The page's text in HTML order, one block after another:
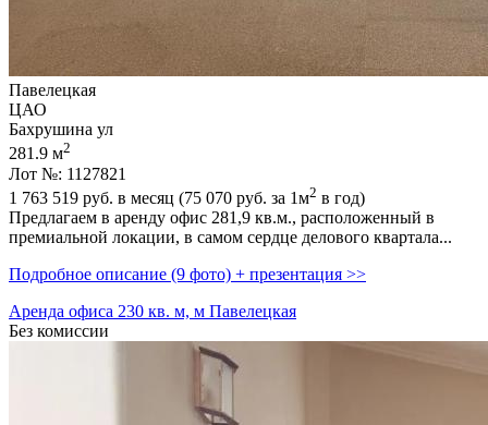
Павелецкая
ЦАО
Бахрушина ул
281.9 м2
Лот №: 1127821
1 763 519 руб. в месяц (75 070 руб. за 1м2 в год)
Предлагаем в аренду офис 281,­9 кв.м.,­ расположенный в
премиальной локации,­ в самом сердце делового квартала...
Подробное описание (9 фото) + презентация >>
Аренда офиса 230 кв. м, м Павелецкая
Без комиссии